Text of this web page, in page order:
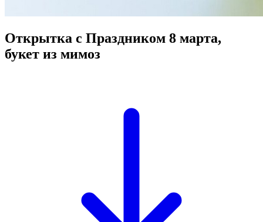
Открытка с Праздником 8 марта,
букет из мимоз